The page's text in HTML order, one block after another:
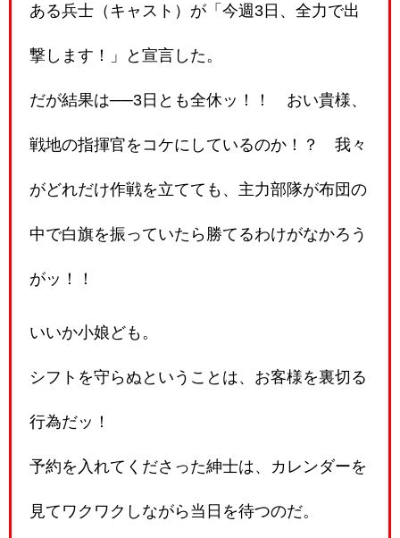
ある兵士（キャスト）が「今週3日、全力で出
撃します！」と宣言した。
だが結果は──3日とも全休ッ！！ おい貴様、
戦地の指揮官をコケにしているのか！？ 我々
がどれだけ作戦を立てても、主力部隊が布団の
中で白旗を振っていたら勝てるわけがなかろう
がッ！！
いいか小娘ども。
シフトを守らぬということは、お客様を裏切る
行為だッ！
予約を入れてくださった紳士は、カレンダーを
見てワクワクしながら当日を待つのだ。